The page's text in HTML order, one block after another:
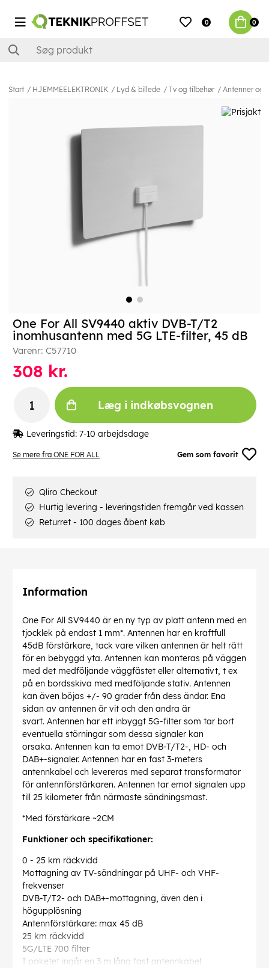
0 0
Start HJEMMEELEKTRONIK Lyd & billede Tv og tilbehør Antenner og
Se mere fra ONE FOR ALL Gem som favorit
One For All SV9440 aktiv DVB-T/T2
inomhusantenn med 5G LTE-filter, 45 dB
Varenr: C57710
308 kr.
Læg i indkøbsvognen
Leveringstid: 7-10 arbejdsdage
Qliro Checkout
Hurtig levering - leveringstiden fremgår ved kassen
Returret - 100 dages åbent køb
Information
One For All SV9440 är en ny typ av platt antenn med en
tjocklek på endast 1 mm*. Antennen har en kraftfull
45dB förstärkare, tack vare vilken antennen är helt rätt
för en bebyggd yta. Antennen kan monteras på väggen
med det medföljande väggfästet eller alternativt, t ex
på en bordsskiva med medföljande stativ. Antennen
kan även böjas +/- 90 grader från dess ändar. Ena
sidan av antennen är vit och den andra är
svart. Antennen har ett inbyggt 5G-filter som tar bort
eventuella störningar som dessa signaler kan
orsaka. Antennen kan ta emot DVB-T/T2-, HD- och
DAB+-signaler. Antennen har en fast 3-meters
antennkabel och levereras med separat transformator
för antennförstärkaren. Antennen tar emot signalen upp
till 25 kilometer från närmaste sändningsmast.
*Med förstärkare ~2CM
Funktioner och specifikationer:
0 - 25 km räckvidd
Mottagning av TV-sändningar på UHF- och VHF-
frekvenser
DVB-T/T2- och DAB+-mottagning, även den i
högupplösning
Antennförstärkare: max 45 dB
25 km räckvidd
5G/LTE 700 filter
I paketet ingår en 3 m lång fast antennkabel